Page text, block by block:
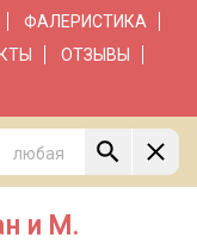
ФАЛЕРИСТИКА
ОТЗЫВЫ
и М.